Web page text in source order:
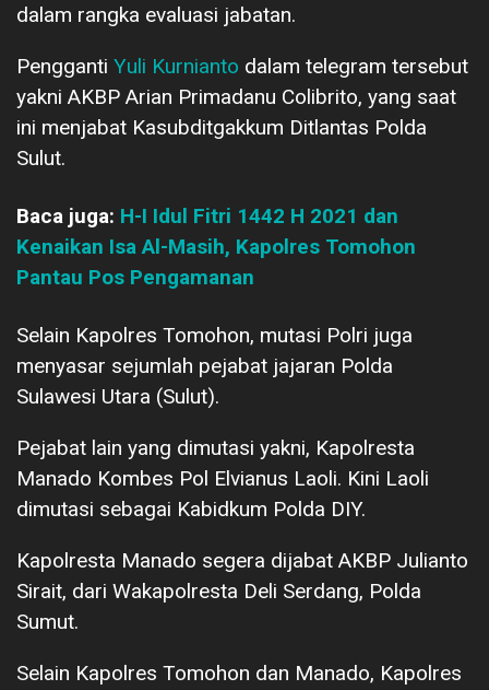
dalam rangka evaluasi jabatan.
Pengganti Yuli Kurnianto dalam telegram tersebut
yakni AKBP Arian Primadanu Colibrito, yang saat
ini menjabat Kasubditgakkum Ditlantas Polda
Sulut.
Baca juga: H-I Idul Fitri 1442 H 2021 dan
Kenaikan Isa Al-Masih, Kapolres Tomohon
Pantau Pos Pengamanan
Selain Kapolres Tomohon, mutasi Polri juga
menyasar sejumlah pejabat jajaran Polda
Sulawesi Utara (Sulut).
Pejabat lain yang dimutasi yakni, Kapolresta
Manado Kombes Pol Elvianus Laoli. Kini Laoli
dimutasi sebagai Kabidkum Polda DIY.
Kapolresta Manado segera dijabat AKBP Julianto
Sirait, dari Wakapolresta Deli Serdang, Polda
Sumut.
Selain Kapolres Tomohon dan Manado, Kapolres